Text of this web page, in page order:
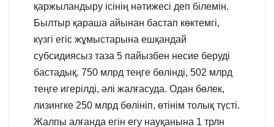
қаржыландыру ісінің нәтижесі деп білемін.
Былтыр қараша айынан бастап көктемгі,
күзгі егіс жұмыстарына ешқандай
субсидиясыз таза 5 пайызбен несие беруді
бастадық. 750 млрд теңге бөлінді, 502 млрд
теңге игерілді, әлі жалғасуда. Одан бөлек,
лизингке 250 млрд бөлініп, өтінім толық түсті.
Жалпы алғанда егін егу науқанына 1 трлн